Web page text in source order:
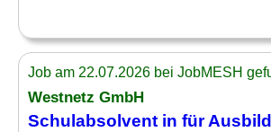
Job am 22.07.2026 bei JobMESH
Westnetz GmbH
Schulabsolvent in für